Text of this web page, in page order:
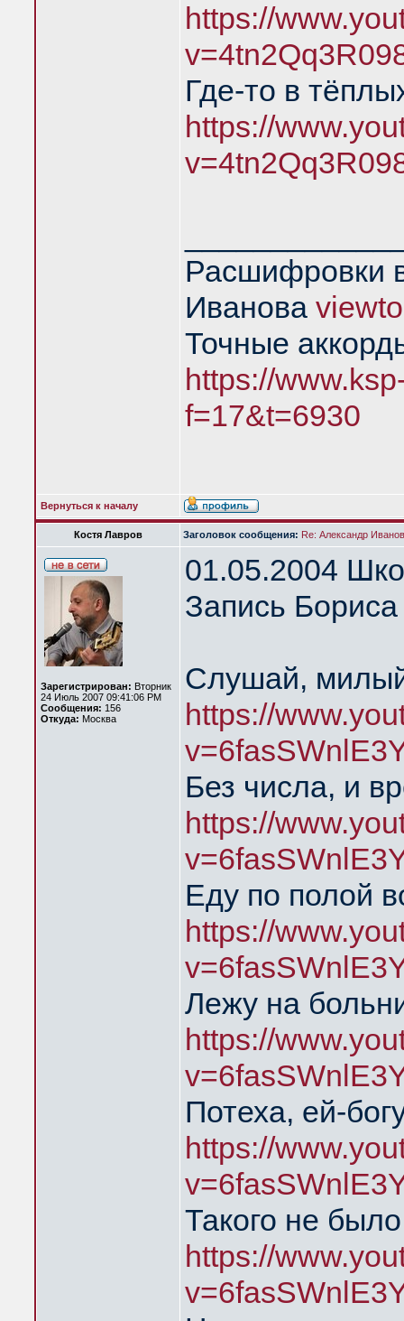
https://
Где-то в
https://
Расшифровки
Иванова
Точные
https://
f=17&t=6930
Вернуться к началу
Костя Лавров Заголовок сообщения: Re: Александр
Зарегистрирован: Вторник
24 Июль 2007 09:41:06 PM
Сообщения: 156
Откуда: Москва
01.05.2004
Запись
Слушай,
https://
Без числа, и
https://
Еду по полой
https://
Лежу на
https://
Потеха, ей-
https://
Такого не
https://